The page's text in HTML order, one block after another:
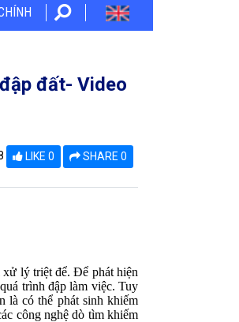
đất- Video
LIKE 0 SHARE 0
xử lý triệt để. Để phát hiện
trình đập làm việc. Tuy
là có thể phát sinh khiếm
công nghệ dò tìm khiếm